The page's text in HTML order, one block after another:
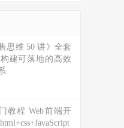
思维 50 讲》全套
建可落地的高效
教程 Web前端开